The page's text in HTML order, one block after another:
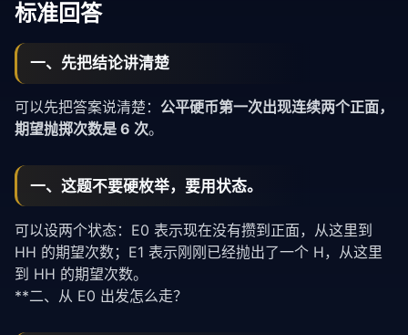
标准回答
一、先把结论讲清楚
可以先把答案说清楚： 公平硬币第一次出现连续两个正面，
期望抛掷次数是 6 次。
一、这题不要硬枚举，要用状态。
可以设两个状态：E0 表示现在没有攒到正面，从这里到
HH 的期望次数；E1 表示刚刚已经抛出了一个 H，从这里
到 HH 的期望次数。
**二、从 E0 出发怎么走？